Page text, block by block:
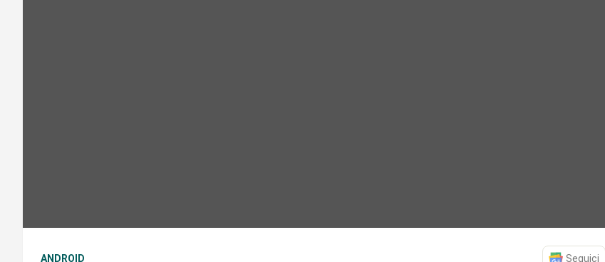
ANDROID Seguici